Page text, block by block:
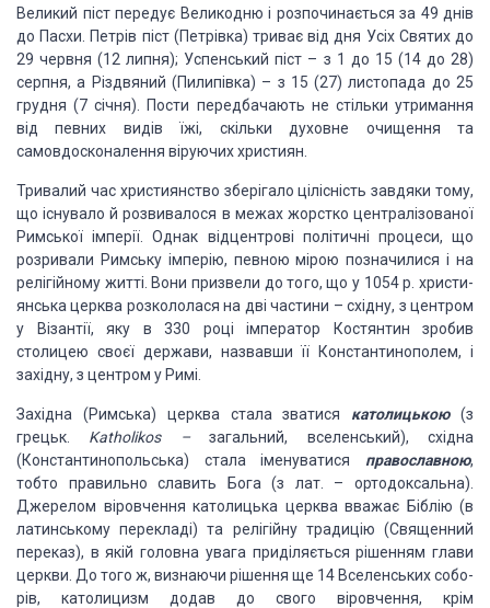
Великий піст передує Великодню і розпочинається за 49 днів
до Пасхи. Петрів піст (Петрівка) триває від дня Усіх Святих до
29 червня (12 липня); Успенський піст – з 1 до 15 (14 до 28)
серпня, а Різдвяний (Пилипівка) – з 15 (27) листопада до 25
грудня (7 січня). Пости передбачають не стільки утримання
від певних видів їжі, скільки духовне очищення та
самовдосконалення віруючих християн.
Тривалий час християнство зберігало цілісність завдяки тому,
що існувало й розвивалося в межах жорстко централізованої
Римської імперії. Однак відцентрові політичні процеси, що
розривали Римську імперію, певною мірою позначилися і на
релігійному житті. Вони призвели до того, що у1054 р. христи­
янська церква розкололася на дві частини – східну, з центром
у Візантії, яку в 330 році імператор Костянтин зробив
столицею своєї держави, назвавши її Константинополем, і
західну, з цен­тром у Римі.
Західна (Римська) церква стала зватися католицькою(з
грецьк. Katholikos –загаль­ний, вселенський), східна
(Константинопольська) стала іменуватися православною,
тобто правильно славить Бога (з лат. – ортодоксальна).
Джерелом віровчення католицька церква вва­жає Біблію (в
латинському перекладі) та релігійну традицію (Священний
переказ), в якій головна увага приділяється рішенням глави
церкви. До то­го ж, визнаючи рішення ще 14 Вселенських собо­
рів, католицизм додав до свого віровчення, крім